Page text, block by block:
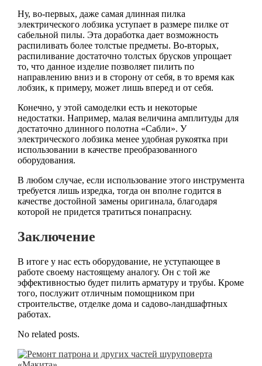
Ну, во-первых, даже самая длинная пилка
электрического лобзика уступает в размере пилке от
сабельной пилы. Эта доработка дает возможность
распиливать более толстые предметы. Во-вторых,
распиливание достаточно толстых брусков упрощает
то, что данное изделие позволяет пилить по
направлению вниз и в сторону от себя, в то время как
лобзик, к примеру, может лишь вперед и от себя.
Конечно, у этой самоделки есть и некоторые
недостатки. Например, малая величина амплитуды для
достаточно длинного полотна «Сабли». У
электрического лобзика менее удобная рукоятка при
использовании в качестве преобразованного
оборудования.
В любом случае, если использование этого инструмента
требуется лишь изредка, тогда он вполне годится в
качестве достойной замены оригинала, благодаря
которой не придется тратиться понапрасну.
Заключение
В итоге у нас есть оборудование, не уступающее в
работе своему настоящему аналогу. Он с той же
эффективностью будет пилить арматуру и трубы. Кроме
того, послужит отличным помощником при
строительстве, отделке дома и садово-ландшафтных
работах.
No related posts.